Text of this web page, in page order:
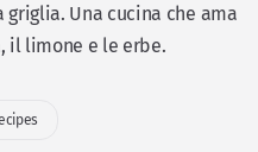
Una cucina che ama
il limone e le erbe.